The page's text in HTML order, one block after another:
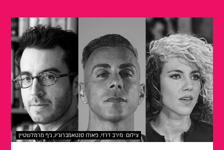
צילום: מירב דרזי, פאולו סנטאמברוג'יו, ג'ף מרמלשטיין